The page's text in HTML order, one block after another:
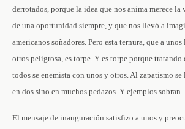
derrotados, porque la idea que nos anima merece
de una oportunidad siempre, y que nos llevó a
americanos soñadores. Pero esta ternura, que a
otros peligrosa, es torpe. Y es torpe porque
todos se enemista con unos y otros. Al zapatismo
en dos sino en muchos pedazos. Y ejemplos sobran.
El mensaje de inauguración satisfizo a unos y